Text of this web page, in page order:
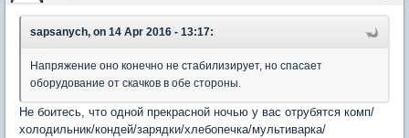
sapsanych, on 14 Apr 2016 - 13:17:
Напряжение оно конечно не стабилизирует, но спасает
оборудование от скачков в обе стороны.
Не боитесь, что одной прекрасной ночью у вас отрубятся комп/
холодильник/кондей/зарядки/хлебопечка/мультиварка/